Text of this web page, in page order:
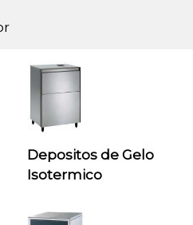
Depositos de Gelo
Isotermico